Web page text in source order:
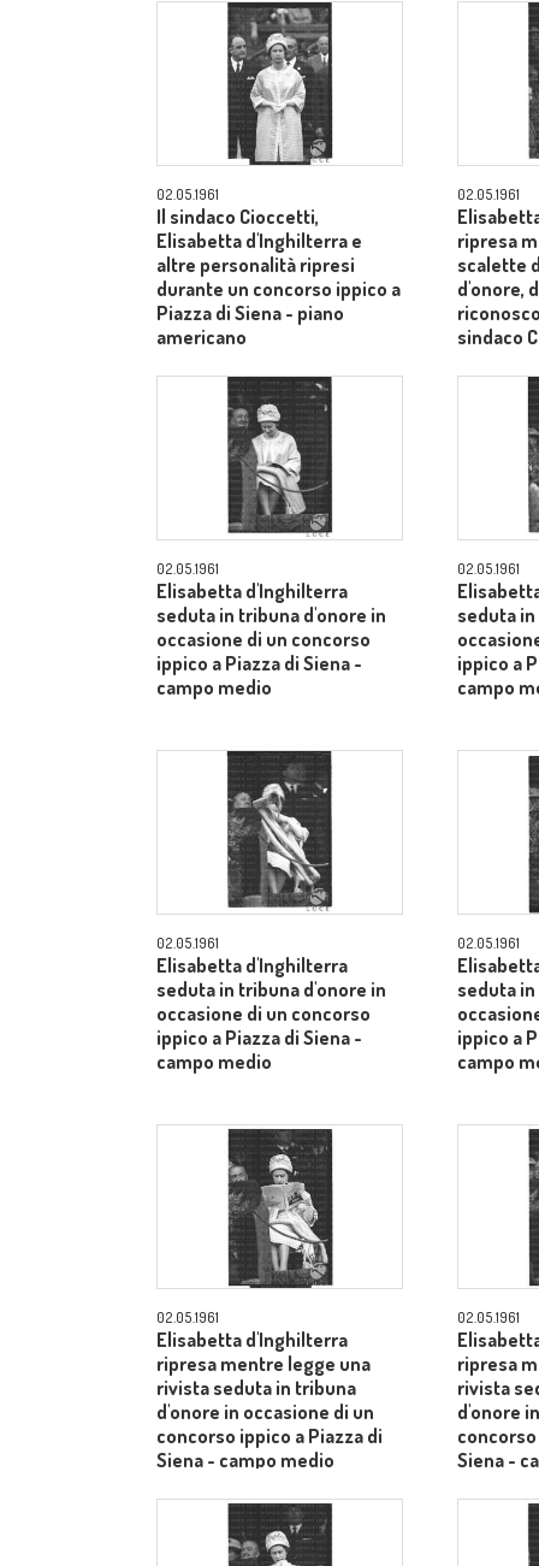
02.05.1961
Il sindaco Cioccetti,
Elisabetta d'Inghilterra e
altre personalità ripresi
durante un concorso ippico a
Piazza di Siena - piano
americano
02.05.1961
ripresa
scalette
d'onore,
sindaco
02.05.1961
Elisabetta d'Inghilterra
seduta in tribuna d'onore in
occasione di un concorso
ippico a Piazza di Siena -
campo medio
02.05.1961
seduta
ippico a
campo
02.05.1961
Elisabetta d'Inghilterra
seduta in tribuna d'onore in
occasione di un concorso
ippico a Piazza di Siena -
campo medio
02.05.1961
seduta
ippico a
campo
02.05.1961
Elisabetta d'Inghilterra
ripresa mentre legge una
rivista seduta in tribuna
d'onore in occasione di un
concorso ippico a Piazza di
Siena - campo medio
02.05.1961
ripresa
rivista
d'onore
Siena -